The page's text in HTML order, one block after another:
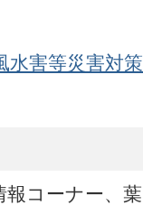
水害等災害対
コーナー、